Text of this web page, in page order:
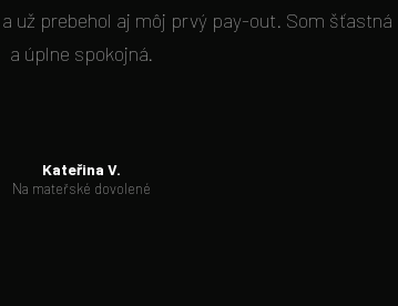
už prebehol aj môj prvý pay-out. Som šťastná
a úplne spokojná.
Kateřina V.
Na mateřské dovolené